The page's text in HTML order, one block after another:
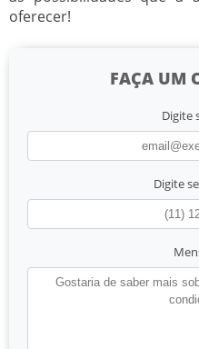
oferecer!
FAÇA UM
Digite
Digite